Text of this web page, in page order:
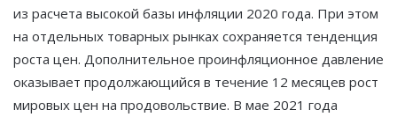
из расчета высокой базы инфляции 2020 года. При этом
на отдельных товарных рынках сохраняется тенденция
роста цен. Дополнительное проинфляционное давление
оказывает продолжающийся в течение 12 месяцев рост
мировых цен на продовольствие. В мае 2021 года